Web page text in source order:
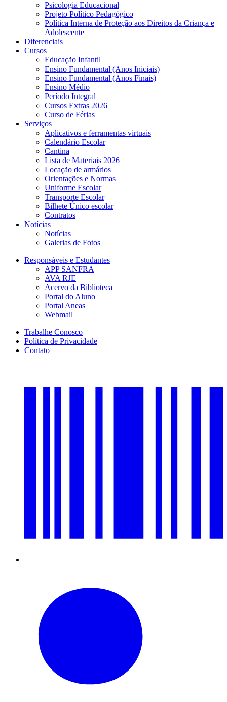
Psicologia Educacional
Projeto Político Pedagógico
Política Interna de Proteção aos Direitos da Criança e
Adolescente
Diferenciais
Cursos
Educação Infantil
Ensino Fundamental (Anos Iniciais)
Ensino Fundamental (Anos Finais)
Ensino Médio
Período Integral
Cursos Extras 2026
Curso de Férias
Serviços
Aplicativos e ferramentas virtuais
Calendário Escolar
Cantina
Lista de Materiais 2026
Locação de armários
Orientações e Normas
Uniforme Escolar
Transporte Escolar
Bilhete Único escolar
Contratos
Notícias
Notícias
Galerias de Fotos
Responsáveis e Estudantes
APP SANFRA
AVA RJE
Acervo da Biblioteca
Portal do Aluno
Portal Aneas
Webmail
Trabalhe Conosco
Política de Privacidade
Contato